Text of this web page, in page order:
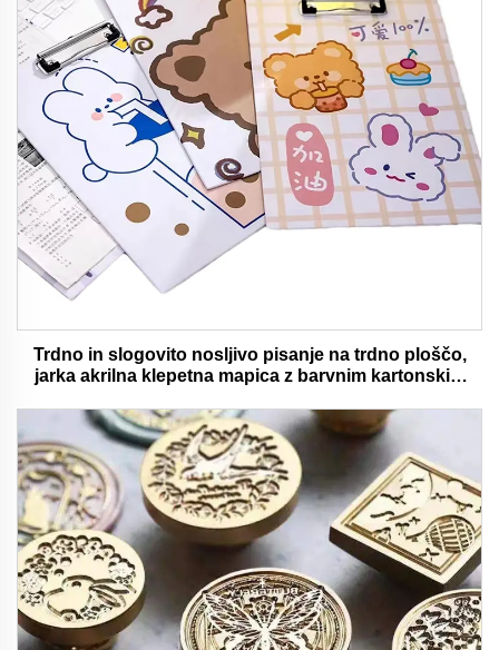
Trdno in slogovito nosljivo pisanje na trdno ploščo,
jarka akrilna klepetna mapica z barvnim kartonskim